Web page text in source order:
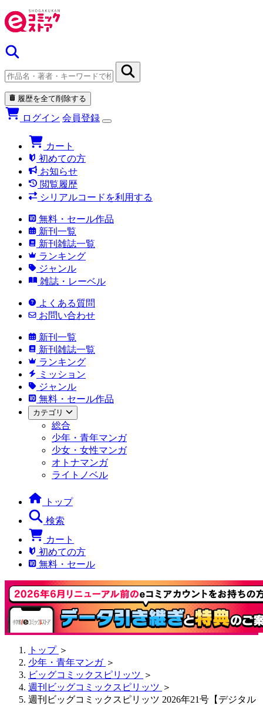
履歴を全て削除する
ログイン 会員登録
カート
初めての方
お知らせ
閲覧履歴
シリアルコードを利用する
無料・セール作品
新刊一覧
新刊雑誌一覧
ランキング
ジャンル
雑誌・レーベル
よくある質問
お問い合わせ
新刊一覧
新刊雑誌一覧
ランキング
ミッション
ジャンル
無料・セール作品
カテゴリ
総合
少年・青年マンガ
少女・女性マンガ
オトナマンガ
ライトノベル
トップ
検索
カート
初めての方
無料・セール
トップ ＞
少年・青年マンガ ＞
ビッグコミックスピリッツ ＞
週刊ビッグコミックスピリッツ ＞
週刊ビッグコミックスピリッツ 2026年21号【デジタル